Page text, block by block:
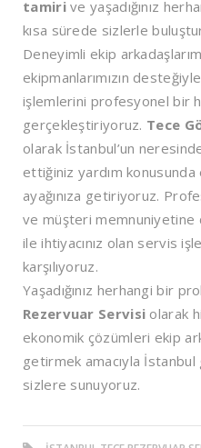
tamirive yaşadığınız
kısa sürede sizlerle
Deneyimli ekip
ekipmanlarımızın
işlemlerini profesyonel bir
gerçekleştiriyoruz. Tece
olarak İstanbul’un
ettiğiniz yardım konusunda
ayağınıza getiriyoruz.
ve müşteri memnuniyetine
ile ihtiyacınız olan servis
karşılıyoruz.
Yaşadığınız herhangi bir
Rezervuar Servisi olarak
ekonomik çözümleri ekip
getirmek amacıyla
sizlere sunuyoruz.